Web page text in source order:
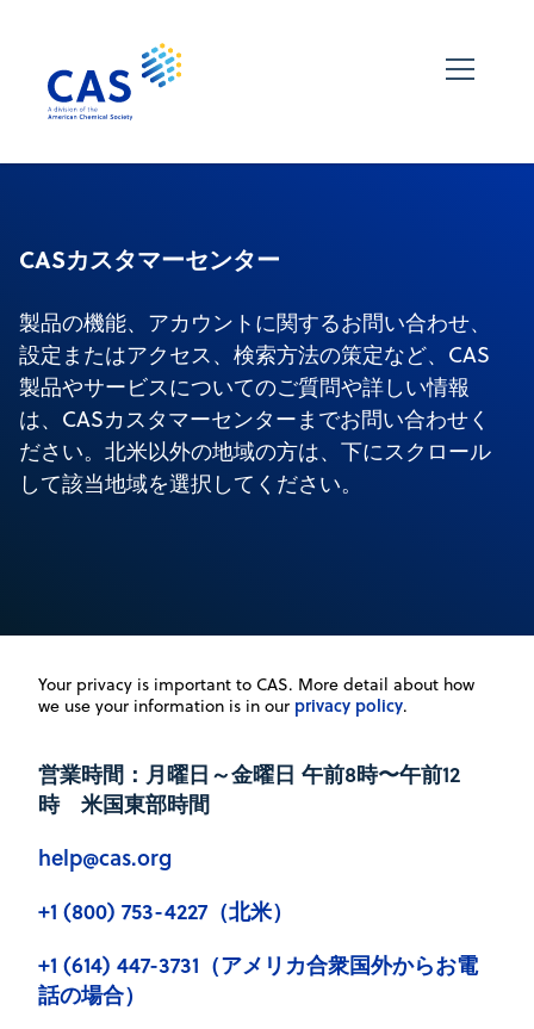
CASカスタマーセンター
製品の機能、アカウントに関するお問い合わせ、
設定またはアクセス、検索方法の策定など、CAS
製品やサービスについてのご質問や詳しい情報
は、CASカスタマーセンターまでお問い合わせく
ださい。北米以外の地域の方は、下にスクロール
して該当地域を選択してください。
Your privacy is important to CAS. More detail about how
we use your information is in our privacy policy.
営業時間：月曜日～金曜日 午前8時〜午前12
時 米国東部時間
help@cas.org
+1 (800) 753-4227（北米）
+1 (614) 447-3731（アメリカ合衆国外からお電
話の場合）